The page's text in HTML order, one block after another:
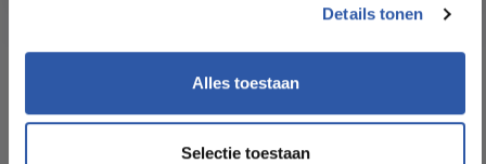
Details tonen
Alles toestaan
Selectie toestaan
vloerverwarming:
Ja